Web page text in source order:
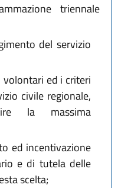
triennale
del servizio
ed i criteri
civile regionale,
la massima
ed incentivazione
e di tutela delle
scelta;